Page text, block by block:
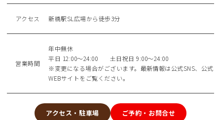
アクセス 新橋駅SL広場から徒歩3分
営業時間
年中無休
平日 12:00～24:00 土日祝日 9:00～24:00
※変更になる場合がございます。最新情報は公式SNS、公式
WEBサイトをご覧ください。
アクセス・駐車場 ご予約・お問合せ